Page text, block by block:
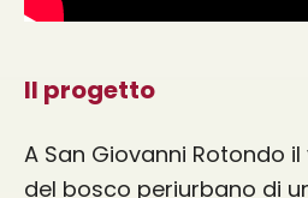
Il progetto
A San Giovanni Rotondo
del bosco periurbano di